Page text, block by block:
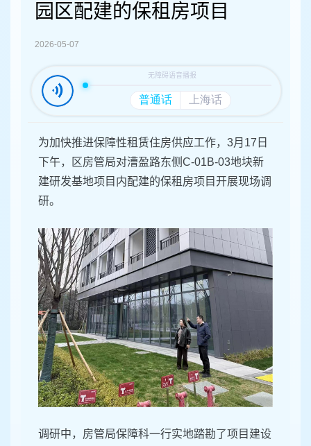
园区配建的保租房项目
2026-05-07
为加快推进保障性租赁住房供应工作，3月17日
下午，区房管局对漕盈路东侧C-01B-03地块新
建研发基地项目内配建的保租房项目开展现场调
研。
调研中，房管局保障科一行实地踏勘了项目建设